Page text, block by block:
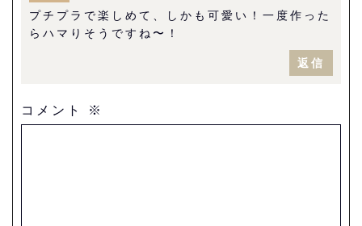
プチプラで楽しめて、しかも可愛い！一度作った
らハマりそうですね〜！
返信
コメント ※